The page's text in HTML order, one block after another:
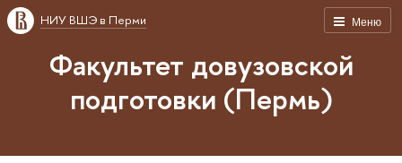
Меню
НИУ ВШЭ в Перми
Факультет довузовской
подготовки (Пермь)